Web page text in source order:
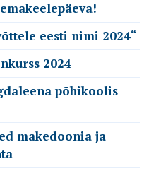
eesti nimi 2024“
2024
põhikoolis
makedoonia ja